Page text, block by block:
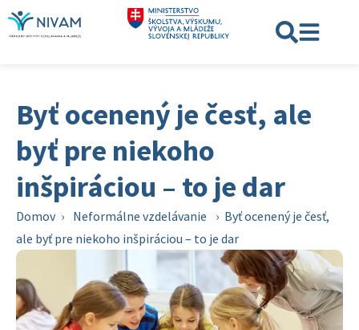
Byť ocenený je česť, ale
byť pre niekoho
inšpiráciou – to je dar
Domov › Neformálne vzdelávanie › Byť ocenený je česť,
ale byť pre niekoho inšpiráciou – to je dar